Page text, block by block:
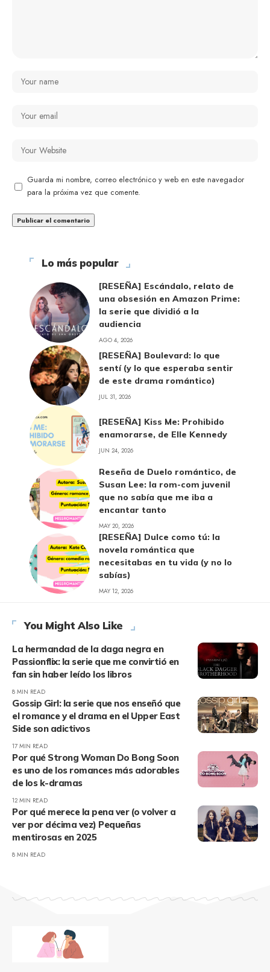
Guarda mi nombre, correo electrónico y web en este navegador
para la próxima vez que comente.
Lo más popular
[RESEÑA] Escándalo, relato de
una obsesión en Amazon Prime:
la serie que dividió a la
audiencia
AGO 4, 2026
[RESEÑA] Boulevard: lo que
sentí (y lo que esperaba sentir
de este drama romántico)
JUL 31, 2026
[RESEÑA] Kiss Me: Prohibido
enamorarse, de Elle Kennedy
JUN 24, 2026
Reseña de Duelo romántico, de
Susan Lee: la rom-com juvenil
que no sabía que me iba a
encantar tanto
MAY 20, 2026
[RESEÑA] Dulce como tú: la
novela romántica que
necesitabas en tu vida (y no lo
sabías)
MAY 12, 2026
You Might Also Like
La hermandad de la daga negra en
Passionflix: la serie que me convirtió en
fan sin haber leído los libros
8 MIN READ
Gossip Girl: la serie que nos enseñó que
el romance y el drama en el Upper East
Side son adictivos
17 MIN READ
Por qué Strong Woman Do Bong Soon
es uno de los romances más adorables
de los k-dramas
12 MIN READ
Por qué merece la pena ver (o volver a
ver por décima vez) Pequeñas
mentirosas en 2025
8 MIN READ